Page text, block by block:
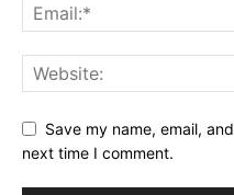
Save my name, email,
next time I comment.